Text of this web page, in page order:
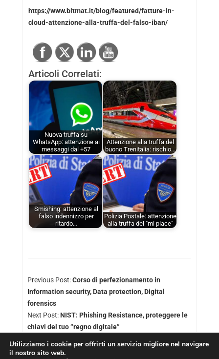
https://www.bitmat.it/blog/featured/fatture-in-
cloud-attenzione-alla-truffa-del-falso-iban/
Articoli Correlati:
Nuova truffa su
WhatsApp: attenzione ai
messaggi dal +57
Attenzione alla truffa del
buono Trenitalia: rischio…
Smishing: attenzione al
falso indennizzo per
ritardo…
Polizia Postale: attenzione
alla truffa del "mi piace"
Previous Post:Corso di perfezionamento in
Information security, Data protection, Digital
forensics
Next Post: NIST: Phishing Resistance, proteggere le
chiavi del tuo “regno digitale”
Utilizziamo i cookie per offrirti un servizio migliore nel navigare
il nostro sito web.